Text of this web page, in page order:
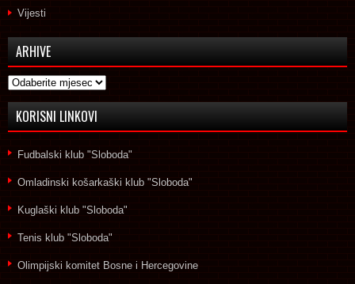
Vijesti
ARHIVE
Arhive
KORISNI LINKOVI
Fudbalski klub "Sloboda"
Omladinski košarkaški klub "Sloboda"
Kuglaški klub "Sloboda"
Tenis klub "Sloboda"
Olimpijski komitet Bosne i Hercegovine